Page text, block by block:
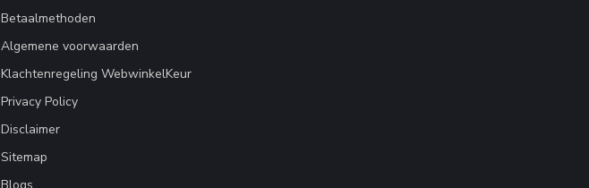
Betaalmethoden
Algemene voorwaarden
Klachtenregeling WebwinkelKeur
Privacy Policy
Disclaimer
Sitemap